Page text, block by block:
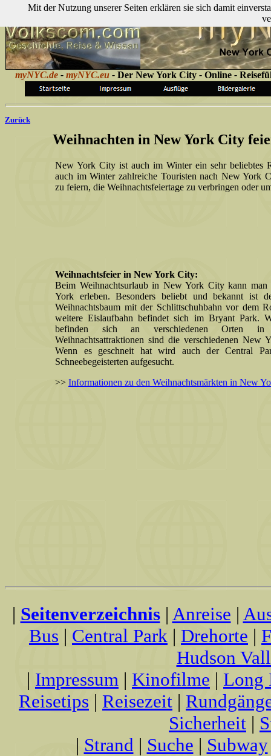
myNYC.de - myNYC.eu - Der New York City - Online -
Zurück
Weihnachten in New York City
New York City ist auch im Winter ein sehr beliebtes
auch im Winter zahlreiche Touristen nach New York
zu feiern, die Weihnachtsfeiertage zu verbringen oder
Weihnachtsfeier in New York City:
Beim Weihnachtsurlaub in New York City kann man
York erleben. Besonders beliebt und bekannt ist
Weihnachtsbaum mit der Schlittschuhbahn vor dem
weitere Eislaufbahn befindet sich im Bryant Park.
befinden sich an verschiedenen Orten
Weihnachtsattraktionen sind die verschiedenen New
Wenn es geschneit hat wird auch der Central
Schneebegeisterten aufgesucht.
>> Informationen zu den Weihnachtsmärkten in New
| Seitenverzeichnis| Anreise |
Bus | Central Park | Drehorte |
Hudson
| Impressum | Kinofilme | Long
Reisetips | Reisezeit |
Sicherheit |
| Strand | Suche | Subway
Mit der Nutzung unserer Seiten erklären sie sich damit